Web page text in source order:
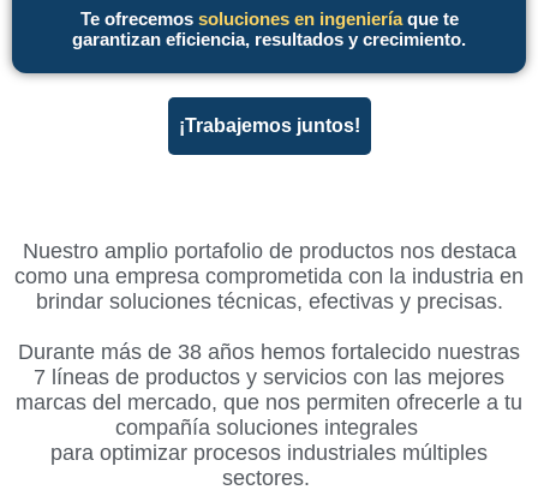
Te ofrecemos soluciones en ingenieríaque te
garantizan eficiencia, resultados y crecimiento.
¡Trabajemos juntos!
Nuestro amplio portafolio de productos nos destaca
como una empresa comprometida con la industria en
brindar soluciones técnicas, efectivas y precisas.
Durante más de 38 años hemos fortalecido nuestras
7 líneas de productos y servicios con las mejores
marcas del mercado, que nos permiten ofrecerle a tu
compañía soluciones integrales
para optimizar procesos industriales múltiples
sectores.